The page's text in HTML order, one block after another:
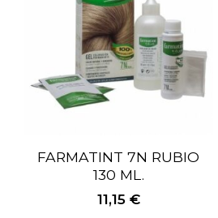
FARMATINT 7N RUBIO
130 ML.
11,15 €